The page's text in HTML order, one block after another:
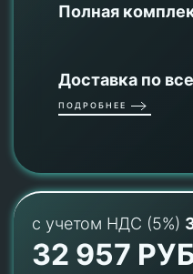
Полная
Доставка по
ПОДРОБНЕЕ
с учетом НДС (5%)
32 957